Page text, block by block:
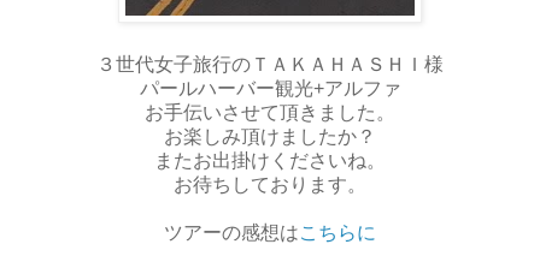
３世代女子旅行のＴＡＫＡＨＡＳＨＩ様
パールハーバー観光+アルファ
お手伝いさせて頂きました。
お楽しみ頂けましたか？
またお出掛けくださいね。
お待ちしております。
ツアーの感想はこちらに